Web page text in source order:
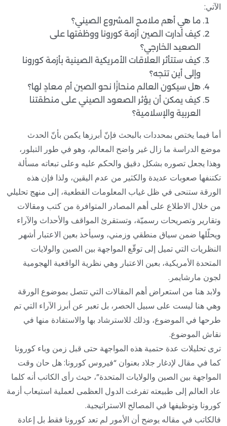
الآتي:
ما هي أهم ملامح المشروع الصيني؟
كيف أدارت الصين أزمة كورونا ووظفتها على
الصعيد الخارجي؟
كيف ستتأثر العلاقات الأمريكية الصينية بأزمة كورونا
وإلى أين تتجه؟
هل سيكون العالم منحازًا نحو الصين أم معادٍ لها؟
كيف يمكن أن يؤثر الصعود الصيني على منطقتنا
العربية والإسلامية؟
أما فيما يختص بمحددات بالبحث فإنّ أبرزها يكمن بأنّ الحدث
موضع الدراسة ما زال غير واضح المعالم، وهو في طور التبلور،
وهذا يجعل تصوره بشكل دقيق والحكم عليه وعلى تبعاته مسألة
تكتنفها صعوبات عديدة والكثير من عدم اليقين، ولذا فإن هذه
الورقة ستنحى في ظل غياب المعلومات القطعية، إلى منهج تحليلي
من خلال الاطلاع على أهم المصادر المتوافرة من كتب ومقالات
وتقارير وتصريحات رسميّة، وتستقرئ المواقف والأحداث والآراء
ويحلّلها ضمن سياق منطقي وزمني، وسيأخذ بعين الاعتبار أشهر
النظريات التي تميل إلى توقّع المواجهة بين الصين والولايات
المتحدة الأمريكية، بعين الاعتبار وهي نظرية الواقعية الهجومية
لجون مارشايمر.
ولابد هنا من استعراض أهم المقالات التي تتصل بموضوع الورقة
وهي هنا ليست على سبيل الحصر، بل تعبر عن أبرز الآراء التي تم
طرحها في الموضوع، وذلك للاسترشاد بها والاستفادة منها في
نقاش الموضوع.
ترى تحليلات عدة حتمية هذه المواجهة حتى قبل زمن وباء كورونا
كما في مقال لإدغار جلاد بعنوان “فيروس كورونا: هل حان وقت
المواجهة بين الصين والولايات المتحدة”، حيث رأى الكاتب أنه كلما
عاد العالم إلى طبيعته تفرغت الدول العظمى لعملية استيعاب أزمة
كورونا وتوظيفها في المصالح الاستراتيجية.
فالكاتب في مقاله يوضح أن الأمور لم تعد كورونا فقط بل إعادة